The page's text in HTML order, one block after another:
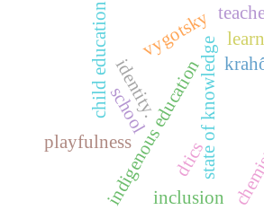
indigenous education
identity. state of knowledge
school
child education vygotsky
inclusion
playfulness dtics